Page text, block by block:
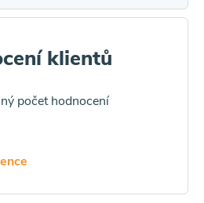
klientů
počet hodnocení